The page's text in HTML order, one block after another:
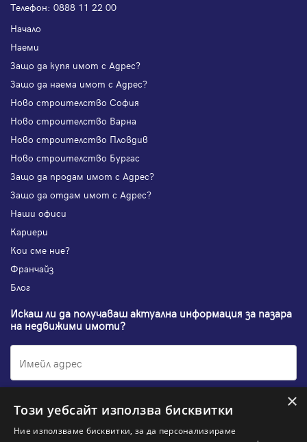
Телефон: 0888 11 22 00
Начало
Наеми
Защо да купя имот с Адрес?
Защо да наема имот с Адрес?
Ново строителство София
Ново строителство Варна
Ново строителство Пловдив
Ново строителство Бургас
Защо да продам имот с Адрес?
Защо да отдам имот с Адрес?
Наши офиси
Кариери
Кои сме ние?
Франчайз
Блог
Искаш ли да получаваш актуална информация за пазара
на недвижими имоти?
Абонирам се ×
Този уебсайт използва бисквитки
Ние използваме бисквитки, за да персонализираме